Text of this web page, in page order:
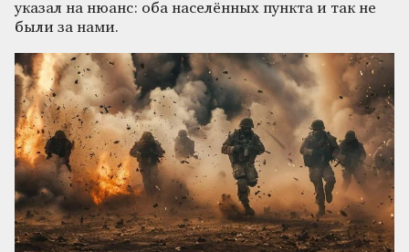
указал на нюанс: оба населённых пункта и так не
были за нами.